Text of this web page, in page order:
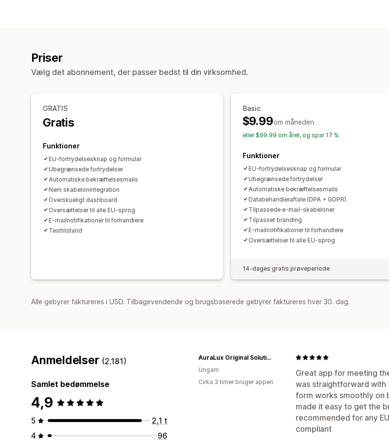
Priser
Vælg det abonnement, der passer bedst til din virksomhed.
GRATIS
Gratis
Funktioner
EU-fortrydelsesknap og formular
Ubegrænsede fortrydelser
Automatiske bekræftelsesmails
Nem skabelonintegration
Overskueligt dashboard
Oversættelser til alle EU-sprog
E-mailnotifikationer til forhandlere
Testtilstand
Basic
$9.99om måneden
eller $99.99 om året, og spar 17 %
Funktioner
EU-fortrydelsesknap og formular
Ubegrænsede fortrydelser
Automatiske bekræftelsesmails
Databehandleraftale (DPA + GDPR)
Tilpassede e-mail-skabeloner
Tilpasset branding
E-mailnotifikationer til forhandlere
Oversættelser til alle EU-sprog
14-dages gratis prøveperiode
Alle gebyrer faktureres i USD. Tilbagevendende og brugsbaserede gebyrer faktureres hver 30. dag.
Anmeldelser (2.181)
Samlet bedømmelse
4,9
5
2,1 t
4
96
Great app for meeting
was straightforward
form works smoothly on
made it easy to get the
recommended for any
compliant
AuraLux Original Solutions
Ungarn
Cirka 3 timer bruger appen